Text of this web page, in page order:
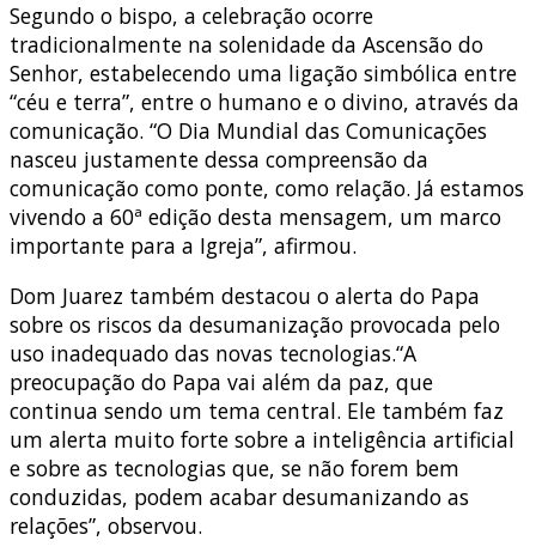
Segundo o bispo, a celebração ocorre
tradicionalmente na solenidade da Ascensão do
Senhor, estabelecendo uma ligação simbólica entre
“céu e terra”, entre o humano e o divino, através da
comunicação. “O Dia Mundial das Comunicações
nasceu justamente dessa compreensão da
comunicação como ponte, como relação. Já estamos
vivendo a 60ª edição desta mensagem, um marco
importante para a Igreja”, afirmou.
Dom Juarez também destacou o alerta do Papa
sobre os riscos da desumanização provocada pelo
uso inadequado das novas tecnologias.“A
preocupação do Papa vai além da paz, que
continua sendo um tema central. Ele também faz
um alerta muito forte sobre a inteligência artificial
e sobre as tecnologias que, se não forem bem
conduzidas, podem acabar desumanizando as
relações”, observou.